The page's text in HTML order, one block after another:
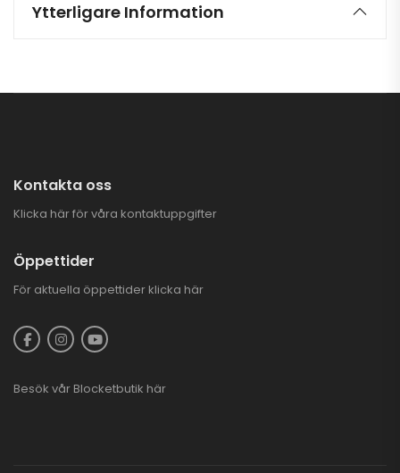
Ytterligare Information
Kontakta oss
Klicka här för våra kontaktuppgifter
Öppettider
För aktuella öppettider klicka här
Besök vår Blocketbutik här